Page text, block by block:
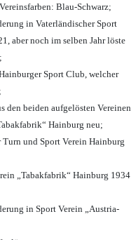
Blau-Schwarz;
in Vaterländischer Sport
aber noch im selben Jahr löste
Sport Club, welcher
den beiden aufgelösten Vereinen
Hainburg neu;
Turn und Sport Verein Hainburg
„Tabakfabrik“ Hainburg 1934
in Sport Verein „Austria-